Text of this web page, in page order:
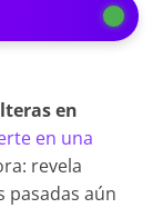
en
en una
revela
pasadas aún